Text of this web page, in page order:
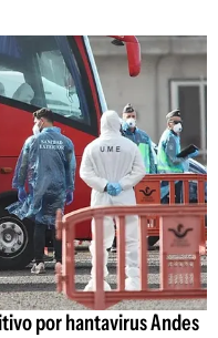
por hantavirus Andes